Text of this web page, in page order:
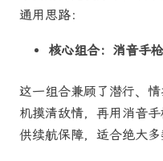
通用思路：
核心组合：消音手
这一组合兼顾了潜行、
机摸清敌情，再用消音
供续航保障，适合绝大多